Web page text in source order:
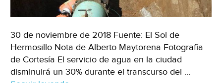
30 de noviembre de 2018 Fuente: El Sol de
Hermosillo Nota de Alberto Maytorena Fotografía
de Cortesía El servicio de agua en la ciudad
disminuirá un 30% durante el transcurso del …